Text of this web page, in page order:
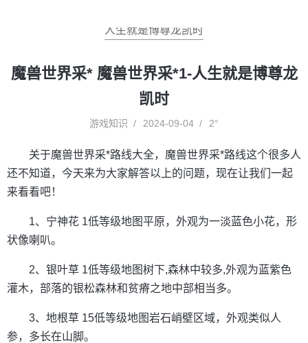
人生就是博尊龙凯时
魔兽世界采* 魔兽世界采*1-人生就是博尊龙
凯时
游戏知识 2024-09-04 2°
关于魔兽世界采*路线大全，魔兽世界采*路线这个很多人
还不知道，今天来为大家解答以上的问题，现在让我们一起
来看看吧！
1、宁神花 1低等级地图平原，外观为一淡蓝色小花，形
状像喇叭。
2、银叶草 1低等级地图树下,森林中较多,外观为蓝紫色
灌木，部落的银松森林和贫瘠之地中部相当多。
3、地根草 15低等级地图岩石峭壁区域，外观类似人
参，多长在山脚。